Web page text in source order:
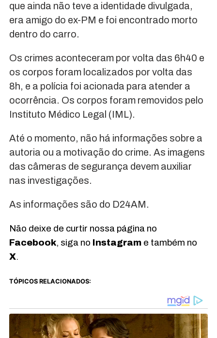
que ainda não teve a identidade divulgada,
era amigo do ex-PM e foi encontrado morto
dentro do carro.
Os crimes aconteceram por volta das 6h40 e
os corpos foram localizados por volta das
8h, e a polícia foi acionada para atender a
ocorrência. Os corpos foram removidos pelo
Instituto Médico Legal (IML).
Até o momento, não há informações sobre a
autoria ou a motivação do crime. As imagens
das câmeras de segurança devem auxiliar
nas investigações.
As informações são do D24AM.
Não deixe de curtir nossa página no
Facebook, siga no Instagrame também no
X.
TÓPICOS RELACIONADOS: